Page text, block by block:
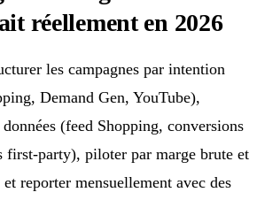
réellement en 2026
les campagnes par intention
Demand Gen, YouTube),
(feed Shopping, conversions
first-party), piloter par marge brute et
reporter mensuellement avec des